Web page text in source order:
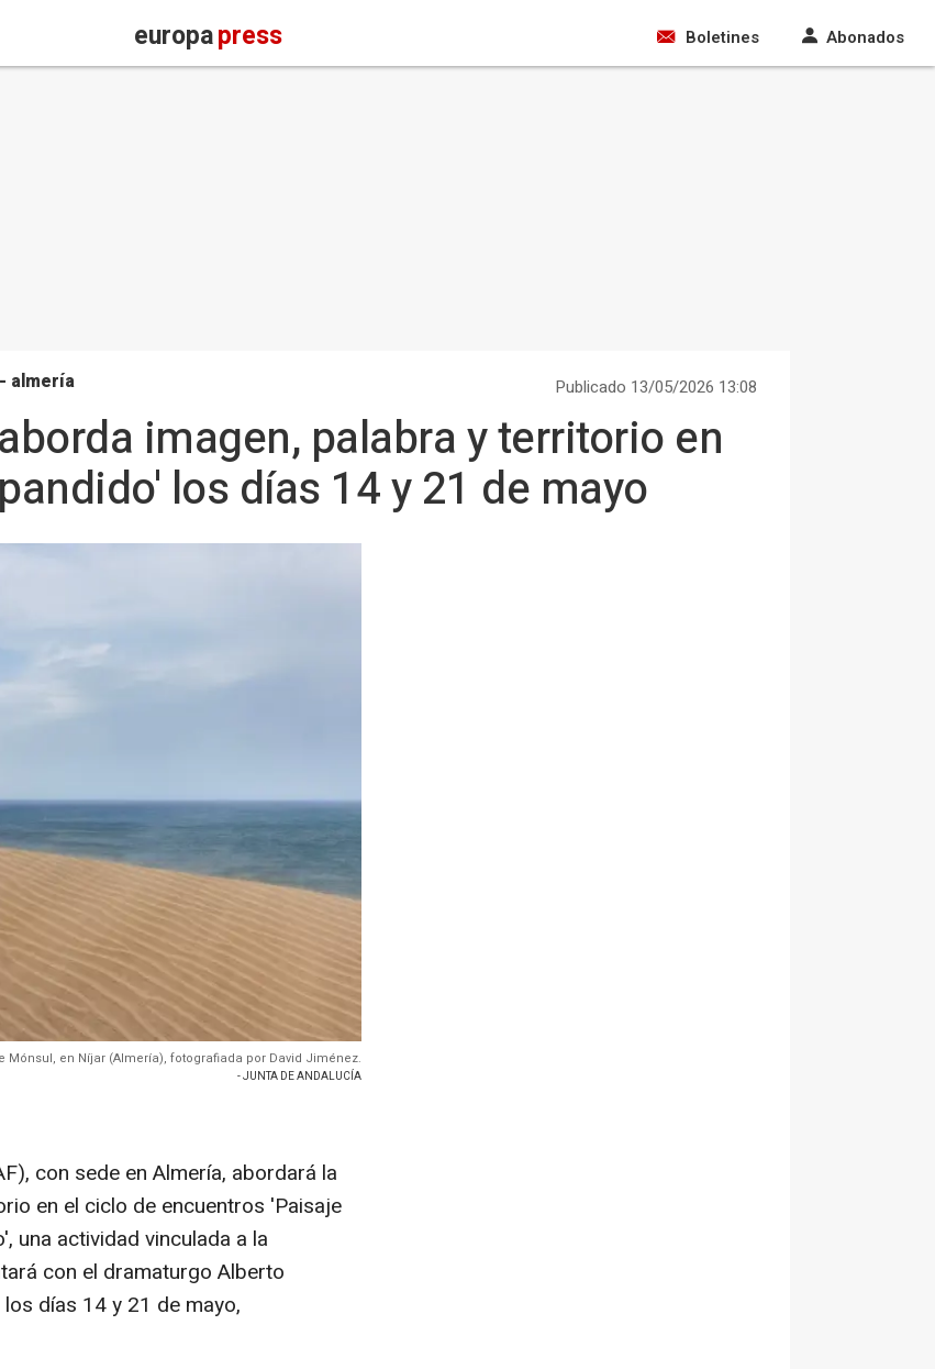
europapress Boletines Abonados
almería Publicado 13/05/2026 13:08
imagen, palabra y territorio en
los días 14 y 21 de mayo
Mónsul, en Níjar (Almería), fotografiada por David Jiménez.
- JUNTA DE ANDALUCÍA
con sede en Almería, abordará la
en el ciclo de encuentros 'Paisaje
una actividad vinculada a la
con el dramaturgo Alberto
días 14 y 21 de mayo,